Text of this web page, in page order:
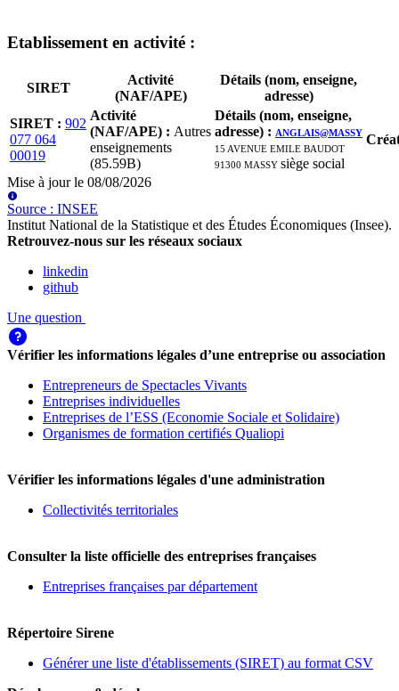
Etablissement en activité :
SIRET
Activité
(NAF/APE)
Détails (nom, enseigne,
adresse)
SIRET : 902
077 064
00019
Activité
(NAF/APE) : Autres
enseignements
(85.59B)
Détails (nom, enseigne,
adresse) : ANGLAIS@MASSY
15 AVENUE EMILE BAUDOT
91300 MASSYsiège social
Mise à jour le 08/08/2026
Source : INSEE
Institut National de la Statistique et des Études Économiques (Insee).
Retrouvez-nous sur les réseaux sociaux
linkedin
github
Une question
Vérifier les informations légales d’une entreprise ou association
Entrepreneurs de Spectacles Vivants
Entreprises individuelles
Entreprises de l’ESS (Economie Sociale et Solidaire)
Organismes de formation certifiés Qualiopi
Vérifier les informations légales d'une administration
Collectivités territoriales
Consulter la liste officielle des entreprises françaises
Entreprises françaises par département
Répertoire Sirene
Générer une liste d'établissements (SIRET) au format CSV